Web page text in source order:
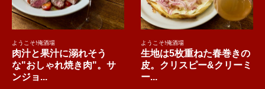
ようこそ!俺酒場
肉汁と果汁に溺れそう
な"おしゃれ焼き肉"。サ
ンジョ...
ようこそ!俺酒場
生地は5枚重ねた春巻きの
皮。クリスピー&クリーミ
ー...